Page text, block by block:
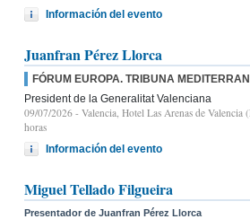
Información del evento
Juanfran Pérez Llorca
FÓRUM EUROPA. TRIBUNA
President de la Generalitat Valenciana
09/07/2026 - Valencia, Hotel Las Arenas de
horas
Información del evento
Miguel Tellado Filgueira
Presentador de Juanfran Pérez Llorca